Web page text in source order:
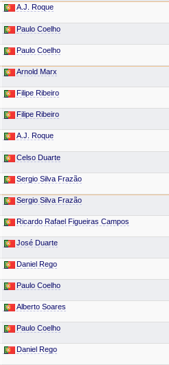
A.J. Roque
Paulo Coelho
Paulo Coelho
Arnold Marx
Filipe Ribeiro
Filipe Ribeiro
A.J. Roque
Celso Duarte
Sergio Silva Frazão
Sergio Silva Frazão
Ricardo Rafael Figueiras Campos
José Duarte
Daniel Rego
Paulo Coelho
Alberto Soares
Paulo Coelho
Daniel Rego